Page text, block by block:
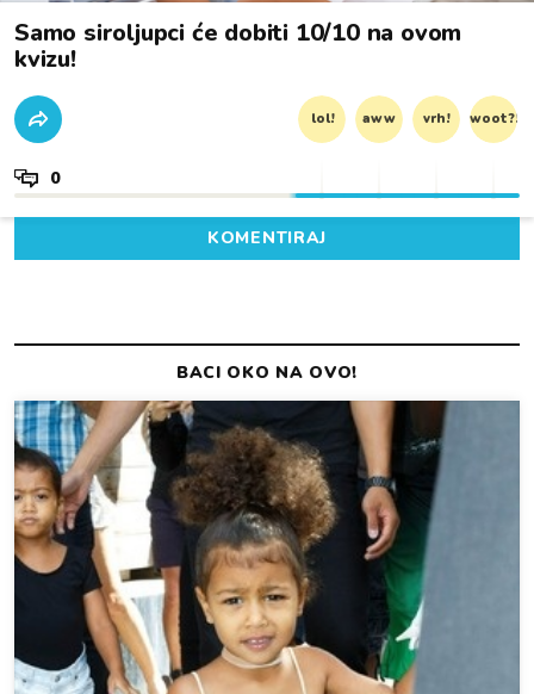
Samo siroljupci će dobiti 10/10 na ovom
kvizu!
lol! aww vrh! woot?!
0
KOMENTIRAJ